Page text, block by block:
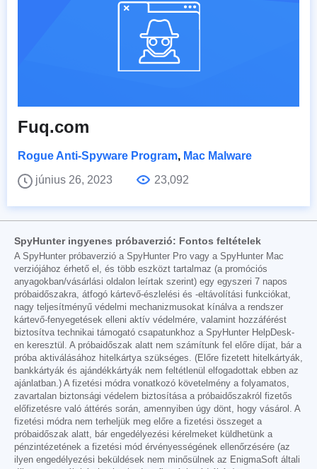
Fuq.com
Rogue Anti-Spyware Program, Mac Malware
június 26, 2023
23,092
SpyHunter ingyenes próbaverzió: Fontos feltételek
A SpyHunter próbaverzió a SpyHunter Pro vagy a SpyHunter Mac
verziójához érhető el, és több eszközt tartalmaz (a promóciós
anyagokban/vásárlási oldalon leírtak szerint) egy egyszeri 7 napos
próbaidőszakra, átfogó kártevő-észlelési és -eltávolítási funkciókat,
nagy teljesítményű védelmi mechanizmusokat kínálva a rendszer
kártevő-fenyegetések elleni aktív védelmére, valamint hozzáférést
biztosítva technikai támogató csapatunkhoz a SpyHunter HelpDesk-
en keresztül. A próbaidőszak alatt nem számítunk fel előre díjat, bár a
próba aktiválásához hitelkártya szükséges. (Előre fizetett hitelkártyák,
bankkártyák és ajándékkártyák nem feltétlenül elfogadottak ebben az
ajánlatban.) A fizetési módra vonatkozó követelmény a folyamatos,
zavartalan biztonsági védelem biztosítása a próbaidőszakról fizetős
előfizetésre való áttérés során, amennyiben úgy dönt, hogy vásárol. A
fizetési módra nem terheljük meg előre a fizetési összeget a
próbaidőszak alatt, bár engedélyezési kérelmeket küldhetünk a
pénzintézetének a fizetési mód érvényességének ellenőrzésére (az
ilyen engedélyezési beküldések nem minősülnek az EnigmaSoft általi